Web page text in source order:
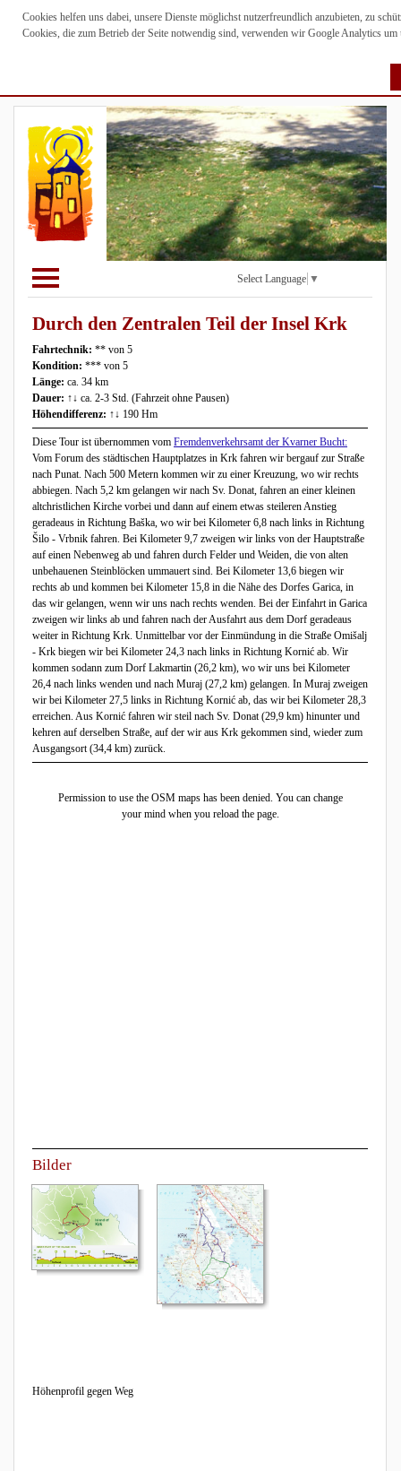
Cookies helfen uns dabei, unsere Dienste möglichst nutzerfreundlich anzubieten, zu
Cookies, die zum Betrieb der Seite notwendig sind, verwenden wir Google Analytics um
Select Language ▼
Durch den Zentralen Teil der Insel Krk
Fahrtechnik: ** von 5
Kondition: *** von 5
Länge: ca. 34 km
Dauer: ↑↓ ca. 2-3 Std. (Fahrzeit ohne Pausen)
Höhendifferenz: ↑↓ 190 Hm
Diese Tour ist übernommen vom Fremdenverkehrsamt der Kvarner Bucht:
Vom Forum des städtischen Hauptplatzes in Krk fahren wir bergauf zur Straße
nach Punat. Nach 500 Metern kommen wir zu einer Kreuzung, wo wir rechts
abbiegen. Nach 5,2 km gelangen wir nach Sv. Donat, fahren an einer kleinen
altchristlichen Kirche vorbei und dann auf einem etwas steileren Anstieg
geradeaus in Richtung Baška, wo wir bei Kilometer 6,8 nach links in Richtung
Šilo - Vrbnik fahren. Bei Kilometer 9,7 zweigen wir links von der Hauptstraße
auf einen Nebenweg ab und fahren durch Felder und Weiden, die von alten
unbehauenen Steinblöcken ummauert sind. Bei Kilometer 13,6 biegen wir
rechts ab und kommen bei Kilometer 15,8 in die Nähe des Dorfes Garica, in
das wir gelangen, wenn wir uns nach rechts wenden. Bei der Einfahrt in Garica
zweigen wir links ab und fahren nach der Ausfahrt aus dem Dorf geradeaus
weiter in Richtung Krk. Unmittelbar vor der Einmündung in die Straße Omišalj
- Krk biegen wir bei Kilometer 24,3 nach links in Richtung Kornić ab. Wir
kommen sodann zum Dorf Lakmartin (26,2 km), wo wir uns bei Kilometer
26,4 nach links wenden und nach Muraj (27,2 km) gelangen. In Muraj zweigen
wir bei Kilometer 27,5 links in Richtung Kornić ab, das wir bei Kilometer 28,3
erreichen. Aus Kornić fahren wir steil nach Sv. Donat (29,9 km) hinunter und
kehren auf derselben Straße, auf der wir aus Krk gekommen sind, wieder zum
Ausgangsort (34,4 km) zurück.
Permission to use the OSM maps has been denied. You can change
your mind when you reload the page.
Bilder
Höhenprofil gegen Weg